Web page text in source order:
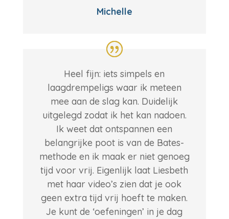
Michelle
Heel fijn: iets simpels en
laagdrempeligs waar ik meteen
mee aan de slag kan. Duidelijk
uitgelegd zodat ik het kan nadoen.
Ik weet dat ontspannen een
belangrijke poot is van de Bates-
methode en ik maak er niet genoeg
tijd voor vrij. Eigenlijk laat Liesbeth
met haar video’s zien dat je ook
geen extra tijd vrij hoeft te maken.
Je kunt de ‘oefeningen’ in je dag